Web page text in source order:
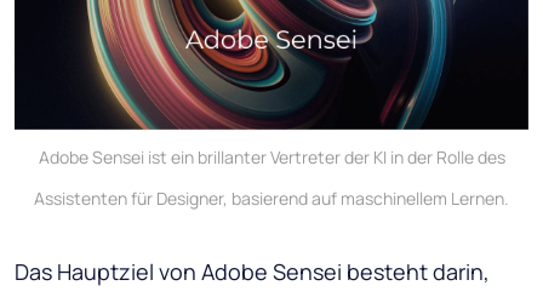
Adobe Sensei ist ein brillanter Vertreter der KI in der Rolle des
Assistenten für Designer, basierend auf maschinellem Lernen.
Das Hauptziel von Adobe Sensei besteht darin,